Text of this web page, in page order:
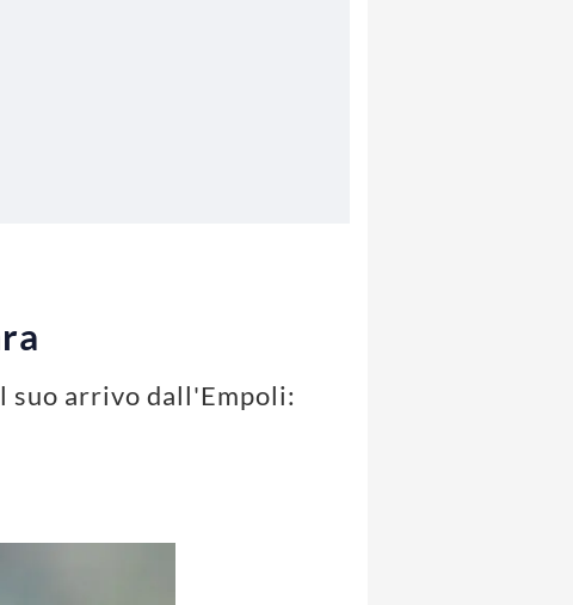
suo arrivo dall'Empoli: